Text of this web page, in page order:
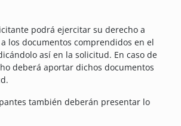
podrá ejercitar su derecho a
los documentos comprendidos en el
así en la solicitud. En caso de
deberá aportar dichos documentos
también deberán presentar lo